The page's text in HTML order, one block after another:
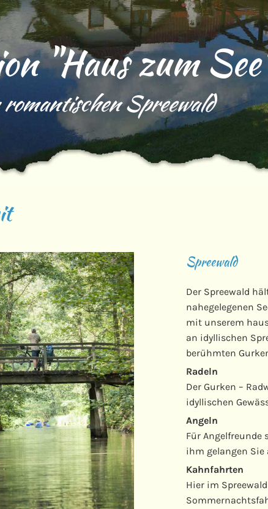
"Haus zum
Spreewald
Spreewald
Der Spreewald
nahegelegenen
mit unserem
an idyllischen
berühmten
Radeln
Der Gurken –
idyllischen
Angeln
Für Angelfreunde
ihm gelangen Sie
Kahnfahrten
Hier im